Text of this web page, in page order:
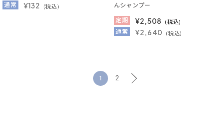
通常 ¥132 (税込)
んシャンプー
定期
¥2,508 (税込)
通常 ¥2,640 (税込)
1 2